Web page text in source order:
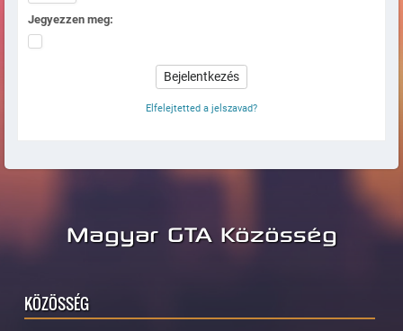
Jegyezzen meg:
Elfelejtetted a jelszavad?
Magyar GTA Közösség
KÖZÖSSÉG